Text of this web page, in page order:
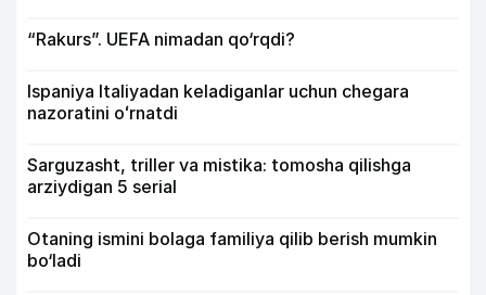
“Rakurs”. UEFA nimadan qo‘rqdi?
Ispaniya Italiyadan keladiganlar uchun chegara
nazoratini oʻrnatdi
Sarguzasht, triller va mistika: tomosha qilishga
arziydigan 5 serial
Otaning ismini bolaga familiya qilib berish mumkin
bo‘ladi